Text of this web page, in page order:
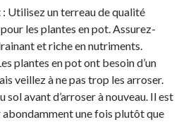
Utilisez un terreau de qualité
les plantes en pot. Assurez-
et riche en nutriments.
plantes en pot ont besoin d’un
veillez à ne pas trop les arroser.
sol avant d’arroser à nouveau. Il est
abondamment une fois plutôt que